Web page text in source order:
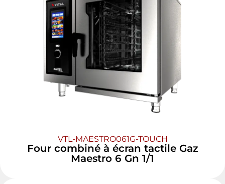
VTL-MAESTRO061G-TOUCH
Four combiné à écran tactile Gaz
Maestro 6 Gn 1/1